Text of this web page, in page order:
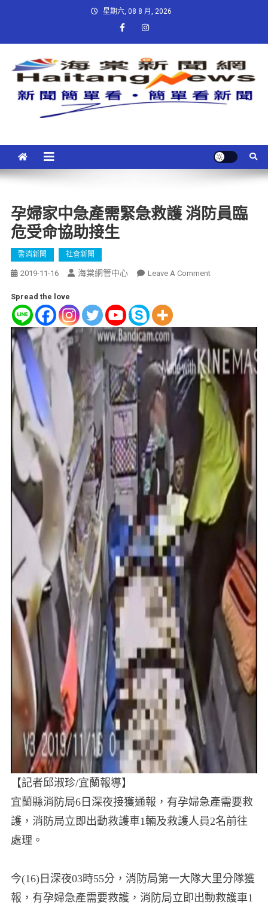
星期六, 08 8 月, 2026
孕婦家中急產需緊急救護 消防員臨
危受命協助接生
警消新聞 社會新聞
2019-11-16 海棠網管中心 Leave A Comment
Spread the love
【記者邱淑珍/宜蘭報導】
宜蘭縣消防局6日深夜接獲通報，有孕婦急產需要救
護，消防局立即出動救護車1輛及救護人員2名前往
處理。
今(16)日深夜03時55分，消防局第一大隊大里分隊獲
報，有孕婦急產需要救護，消防局立即出動救護車1